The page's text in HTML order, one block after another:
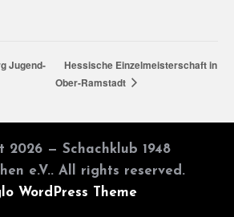
Jugend-
Hessische Einzelmeisterschaft in
Ober-Ramstadt
2026 — Schachklub 1948
e.V.. All rights reserved.
WordPress Theme